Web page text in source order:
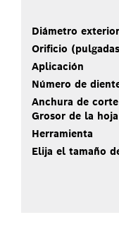
Diámetro
Orificio
Aplicación
Número de
Anchura de
Grosor de la
Herramienta
Elija el tamaño